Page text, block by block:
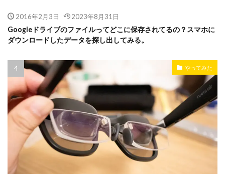
2016年2月3日 2023年8月31日
Googleドライブのファイルってどこに保存されてるの？スマホに
ダウンロードしたデータを探し出してみる。
やってみた